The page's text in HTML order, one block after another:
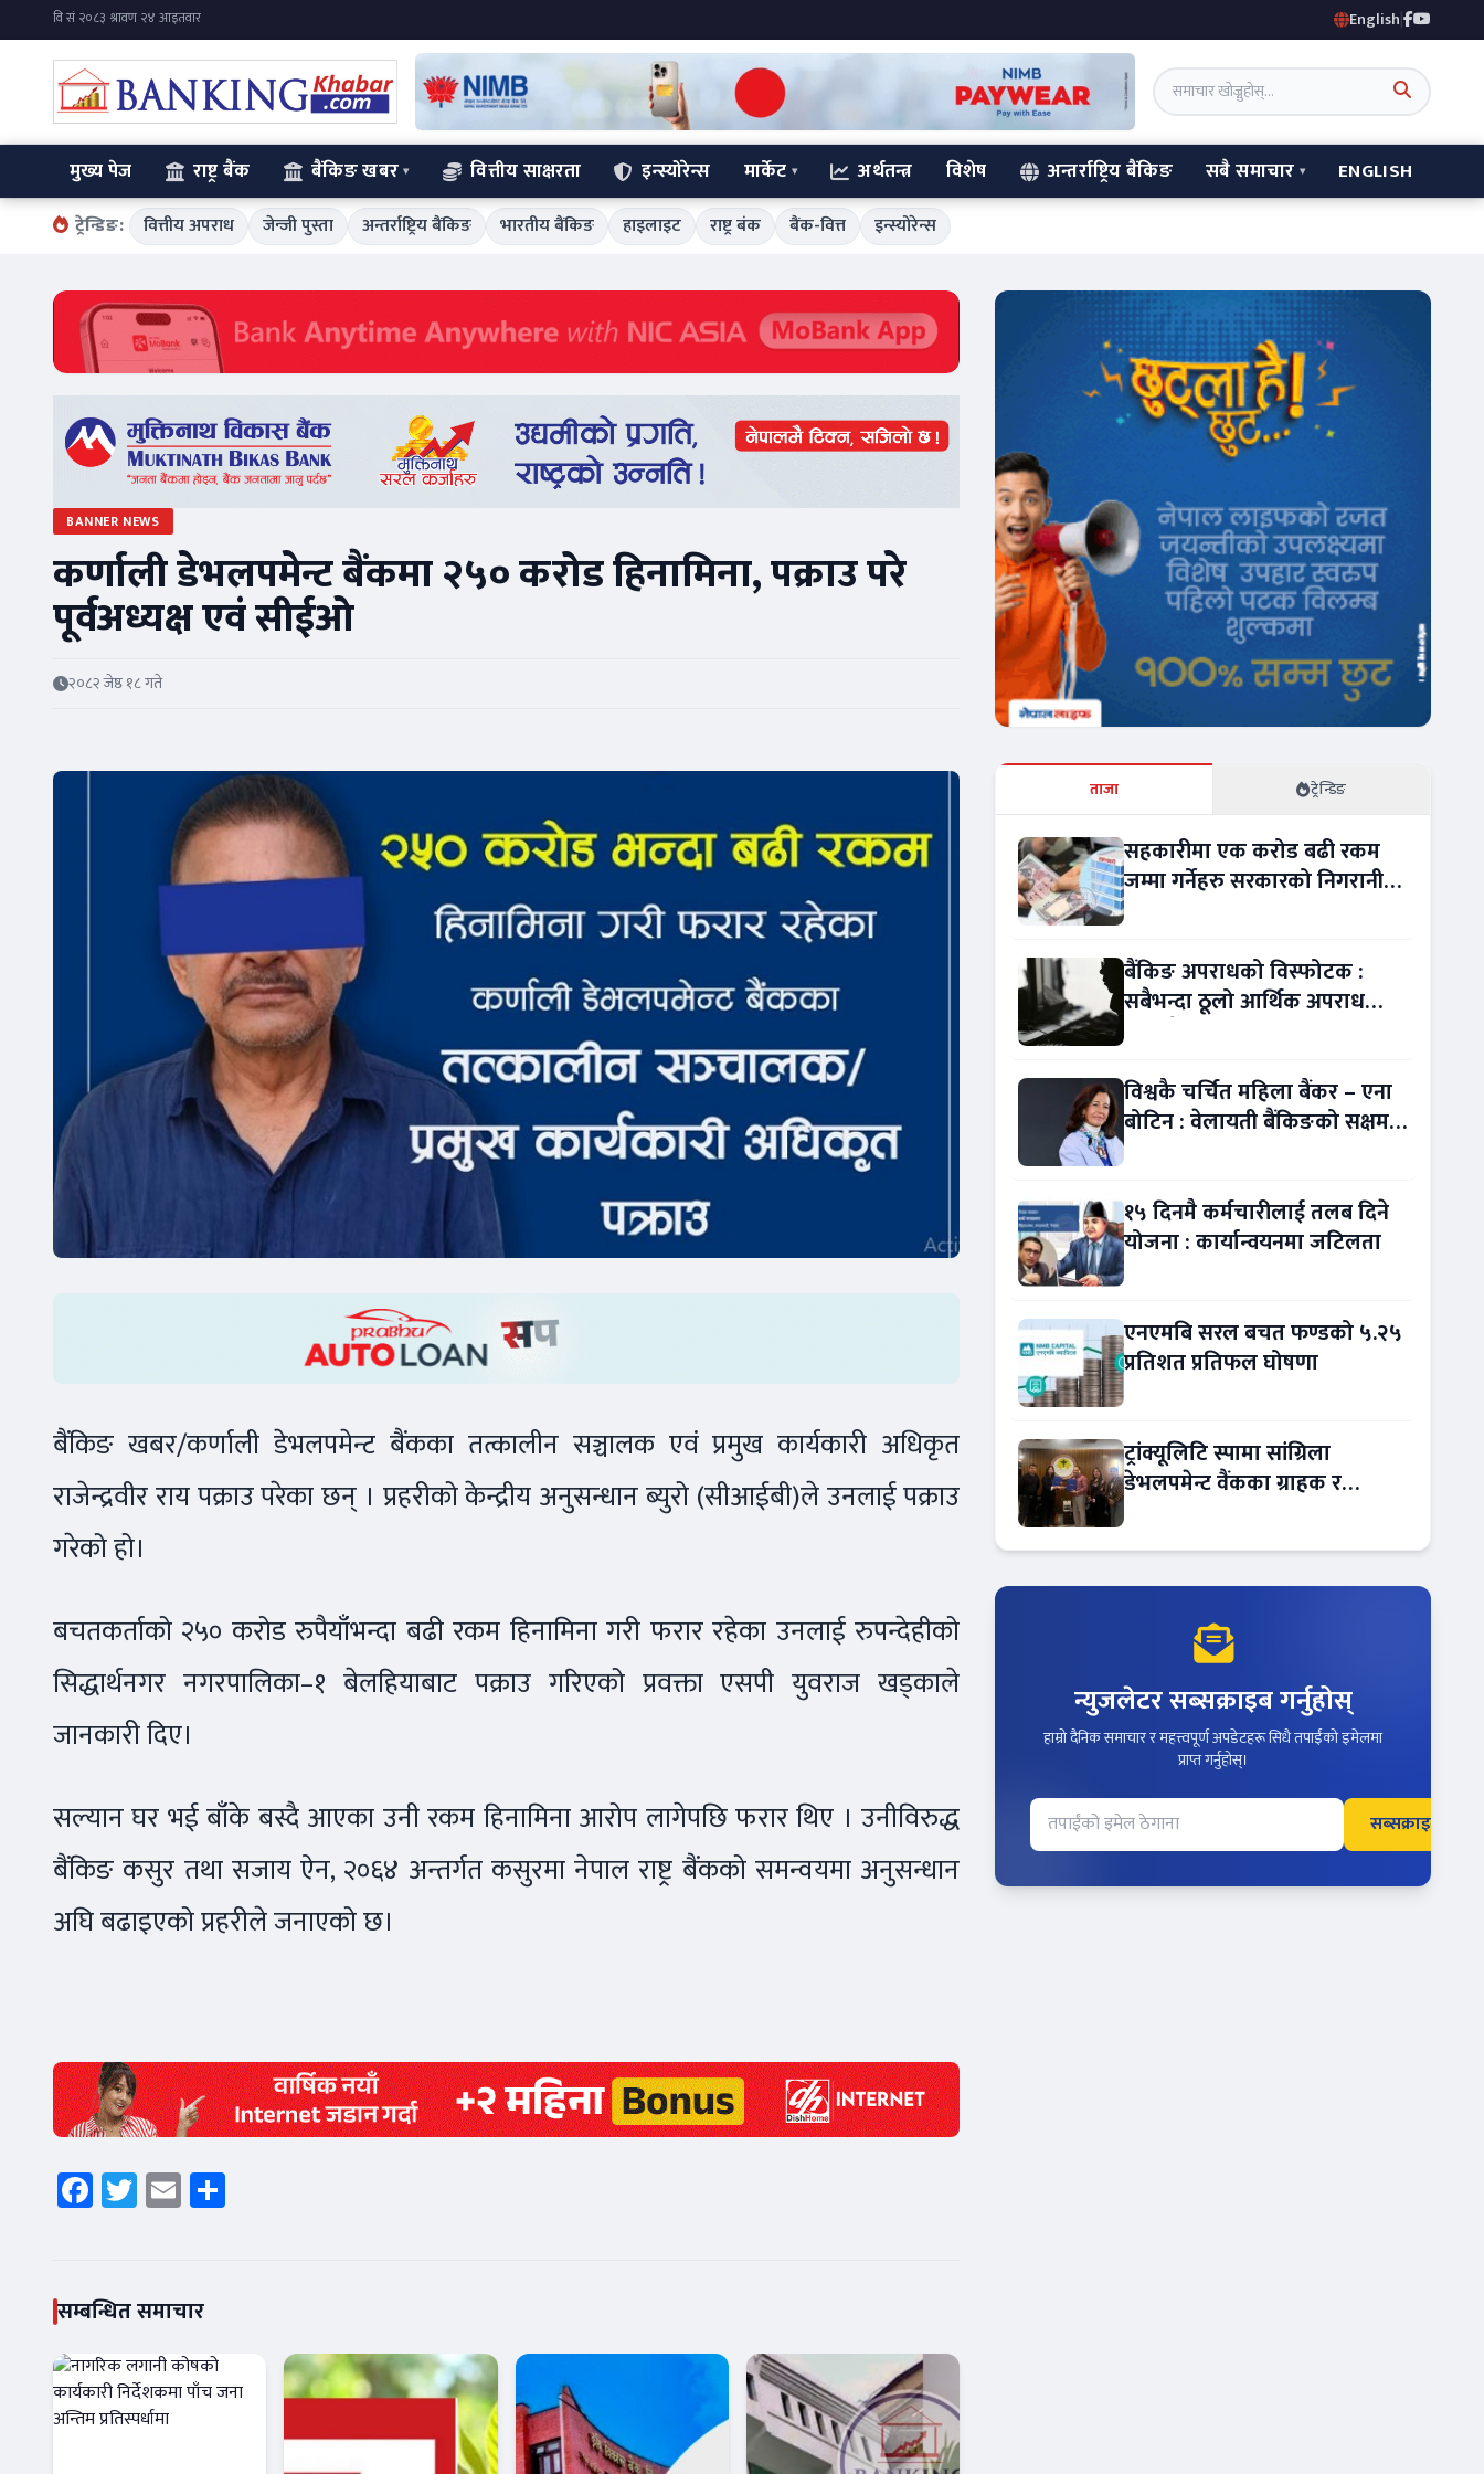
English|
मुख्य पेज राष्ट्र बैंक बैंकिङ खबर वित्तीय साक्षरता इन्स्योरेन्स मार्केट अर्थतन्त्र विशेष अन्तर्राष्ट्रिय बैंकिङ सबै समाचार ENGLISH
ट्रेन्डिङ: वित्तीय अपराध जेन्जी पुस्ता अन्तर्राष्ट्रिय बैंकिङ भारतीय बैंकिङ हाइलाइट राष्ट्र बंक बैंक-वित्त इन्स्योरेन्स
BANNER NEWS
कर्णाली डेभलपमेन्ट बैंकमा २५० करोड हिनामिना, पक्राउ परे
पूर्वअध्यक्ष एवं सीईओ
२०८२ जेष्ठ १८ गते
बैंकिङ खबर/कर्णाली डेभलपमेन्ट बैंकका तत्कालीन सञ्चालक एवं प्रमुख कार्यकारी अधिकृत
राजेन्द्रवीर राय पक्राउ परेका छन् । प्रहरीको केन्द्रीय अनुसन्धान ब्युरो (सीआईबी)ले उनलाई पक्राउ
गरेको हो।
बचतकर्ताको २५० करोड रुपैयाँभन्दा बढी रकम हिनामिना गरी फरार रहेका उनलाई रुपन्देहीको
सिद्धार्थनगर नगरपालिका–१ बेलहियाबाट पक्राउ गरिएको प्रवक्ता एसपी युवराज खड्काले
जानकारी दिए।
सल्यान घर भई बाँके बस्दै आएका उनी रकम हिनामिना आरोप लागेपछि फरार थिए । उनीविरुद्ध
बैंकिङ कसुर तथा सजाय ऐन, २०६४ अन्तर्गत कसुरमा नेपाल राष्ट्र बैंकको समन्वयमा अनुसन्धान
अघि बढाइएको प्रहरीले जनाएको छ।
Facebook
Twitter
Email
सम्बन्धित समाचार
ताजा ट्रेन्डिङ
सहकारीमा एक करोड बढी रकम
जम्मा गर्नेहरु सरकारको निगरानीमा
बैंकिङ अपराधको विस्फोटक :
सबैभन्दा ठूलो आर्थिक अपराध
विश्वकै चर्चित महिला बैंकर – एना
बोटिन : वेलायती बैंकिङको सक्षम
१५ दिनमै कर्मचारीलाई तलब दिने
योजना : कार्यान्वयनमा जटिलता
एनएमबि सरल बचत फण्डको ५.२५
प्रतिशत प्रतिफल घोषणा
ट्रांक्यूलिटि स्पामा सांग्रिला
डेभलपमेन्ट वैंकका ग्राहक र
न्युजलेटर सब्सक्राइब गर्नुहोस्
हाम्रो दैनिक समाचार र महत्त्वपूर्ण अपडेटहरू सिधै तपाईंको इमेलमा
प्राप्त गर्नुहोस्।
सब्सक्राइब